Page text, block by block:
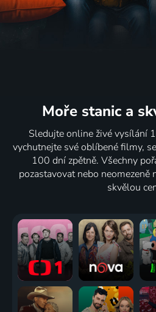
Moře stanic a
Sledujte online živé vysílání
vychutnejte své oblíbené filmy,
100 dní zpětně. Všechny
pozastavovat nebo neomezeně
skvělou